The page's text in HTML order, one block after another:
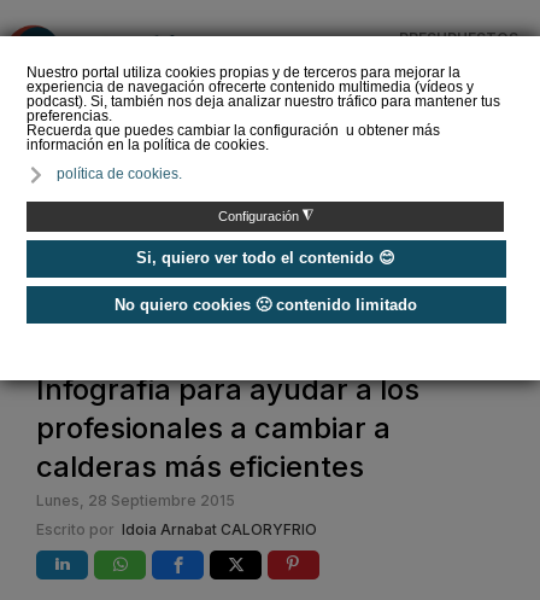
Nuestro portal utiliza cookies propias y de terceros para mejorar la
experiencia de navegación ofrecerte contenido multimedia (vídeos y
podcast). Si, también nos deja analizar nuestro tráfico para mantener tus
preferencias.
Recuerda que puedes cambiar la configuración u obtener más
información en la política de cookies.
política de cookies.
Configuración ◮
Si, quiero ver todo el contenido 😊
No quiero cookies 🙁 contenido limitado
PRESUPUESTOS
Infografía para ayudar a los
profesionales a cambiar a
calderas más eficientes
Lunes, 28 Septiembre 2015
Escrito por Idoia Arnabat CALORYFRIO